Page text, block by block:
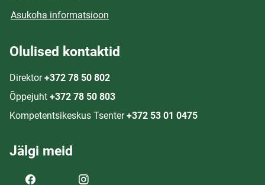
Asukoha informatsioon
Olulised kontaktid
Direktor +372 78 50 802
Õppejuht +372 78 50 803
Kompetentsikeskus Tsenter +372 53 01 0475
Jälgi meid